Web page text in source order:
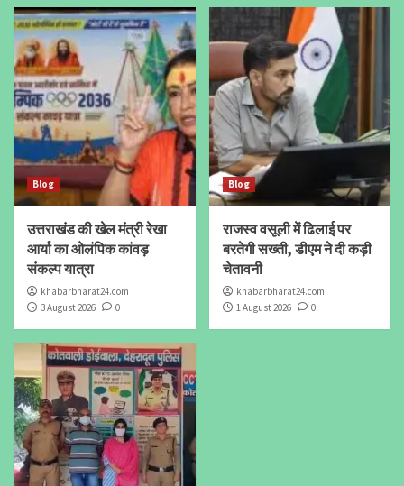
Blog
उत्तराखंड की खेल मंत्री रेखा
आर्या का ओलंपिक कांवड़
संकल्प यात्रा
khabarbharat24.com
3 August 2026
0
Blog
राजस्व वसूली में ढिलाई पर
बरतेगी सख्ती, डीएम ने दी कड़ी
चेतावनी
khabarbharat24.com
1 August 2026
0